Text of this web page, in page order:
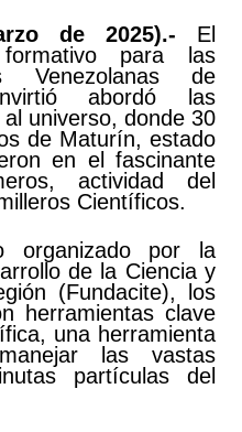
de 2025).- El
para las
Venezolanas de
abordó las
universo, donde 30
de Maturín, estado
en el fascinante
actividad del
Científicos.
organizado por la
de la Ciencia y
(Fundacite), los
herramientas clave
una herramienta
las vastas
partículas del